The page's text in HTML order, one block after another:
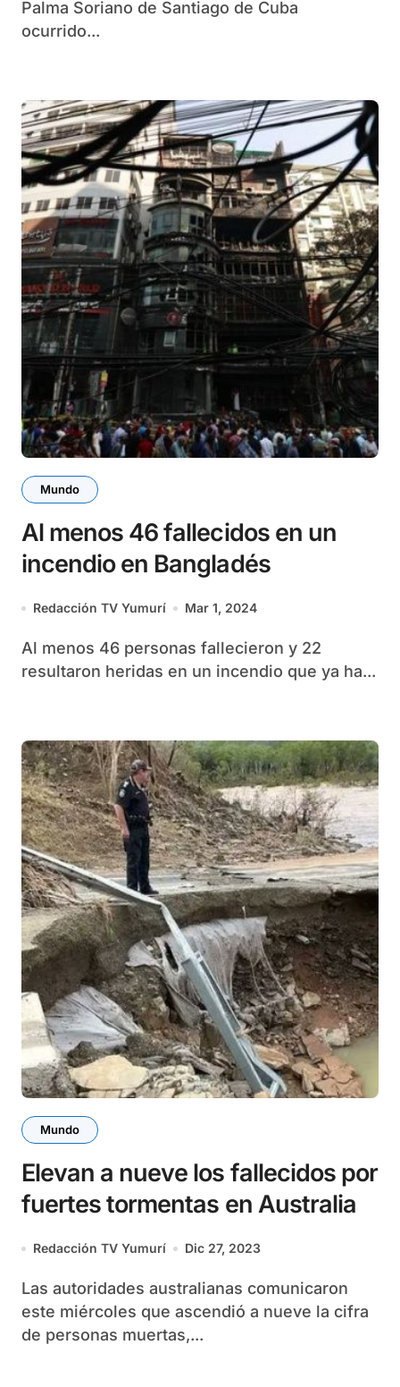
Palma Soriano de Santiago de Cuba
ocurrido...
Mundo
Al menos 46 fallecidos en un
incendio en Bangladés
Redacción TV Yumurí Mar 1, 2024
Al menos 46 personas fallecieron y 22
resultaron heridas en un incendio que ya ha...
Mundo
Elevan a nueve los fallecidos por
fuertes tormentas en Australia
Redacción TV Yumurí Dic 27, 2023
Las autoridades australianas comunicaron
este miércoles que ascendió a nueve la cifra
de personas muertas,...